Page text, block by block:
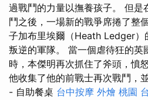
過戰鬥的力量以撫養孩子。 但是
鬥之後，一場新的戰爭席捲了整
子加布里埃爾（Heath Ledger）
叛逆的軍隊。 當一個虐待狂的英
時，本傑明再次抓住了斧頭，憤
他收集了他的前戰士再次戰鬥，
- 自助餐桌 台中按摩 外燴 桃園